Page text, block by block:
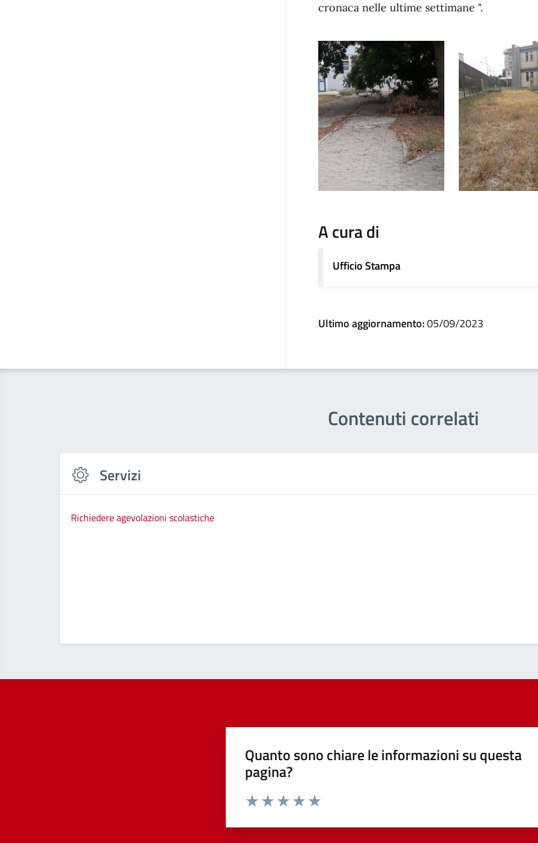
cronaca nelle ultime settimane ".
A cura di
Ufficio Stampa
Ultimo aggiornamento:05/09/2023
Contenuti correlati
Servizi
Richiedere agevolazioni scolastiche
Quanto sono chiare le informazioni su questa
pagina?